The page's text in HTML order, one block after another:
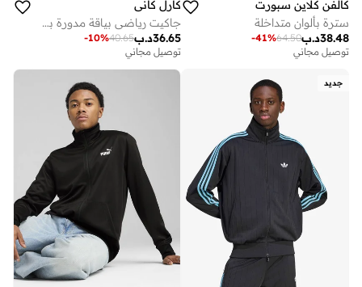
كالفن كلاين سبورت
سترة بألوان متداخلة
د.ب38.48
64.50
-41%
توصيل مجاني
كارل كاني
جاكيت رياضي بياقة مدورة بنقشة جانبية مميزة
د.ب36.65
40.65
-10%
توصيل مجاني
جديد